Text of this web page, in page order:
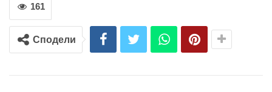
161
Сподели